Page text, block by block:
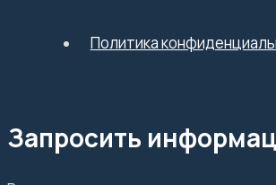
Политика
Запросить